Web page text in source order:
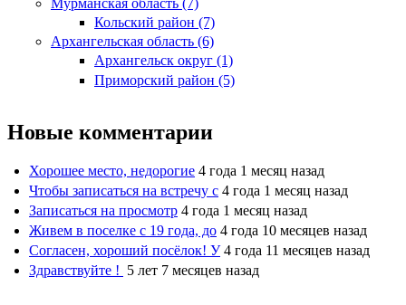
Кольский район (7)
Архангельская область (6)
Архангельск округ (1)
Приморский район (5)
Новые комментарии
Хорошее место, недорогие 4 года 1 месяц назад
Чтобы записаться на встречу с 4 года 1 месяц назад
Записаться на просмотр 4 года 1 месяц назад
Живем в поселке с 19 года, до 4 года 10 месяцев назад
Согласен, хороший посёлок! У 4 года 11 месяцев назад
Здравствуйте ! 5 лет 7 месяцев назад